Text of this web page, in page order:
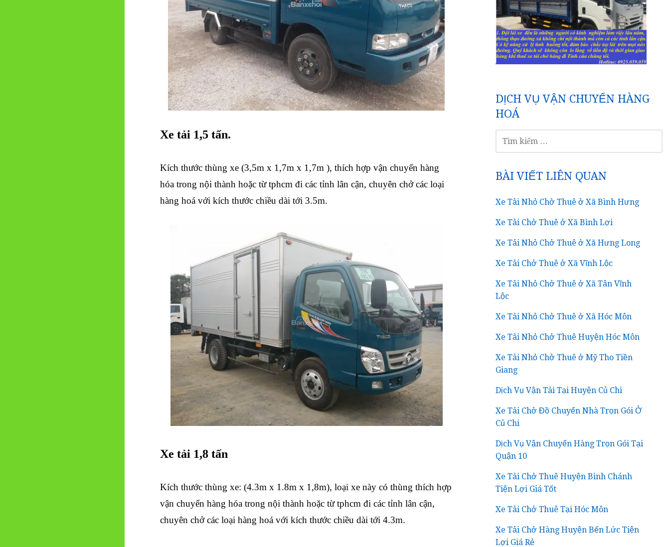
Xe tải 1,5 tấn.
Kích thước thùng xe (3,5m x 1,7m x 1,7m ), thích hợp vận chuyển hàng
hóa trong nội thành hoặc từ tphcm đi các tỉnh lân cận, chuyên chở các loại
hàng hoá với kích thước chiều dài tới 3.5m.
Xe tải 1,8 tấn
Kích thước thùng xe: (4.3m x 1.8m x 1,8m), loại xe này có thùng thích hợp
vận chuyển hàng hóa trong nội thành hoặc từ tphcm đi các tỉnh lân cận,
chuyên chở các loại hàng hoá với kích thước chiều dài tới 4.3m.
DỊCH VỤ VẬN CHUYỂN HÀNG
HOÁ
KIẾM
BÀI VIẾT LIÊN QUAN
Xe Tải Nhỏ Chở Thuê ở Xã Bình Hưng
Xe Tải Chở Thuê ở Xã Bình Lợi
Xe Tải Nhỏ Chở Thuê ở Xã Hưng Long
Xe Tải Chở Thuê ở Xã Vĩnh Lộc
Xe Tải Nhỏ Chở Thuê ở Xã Tân Vĩnh
Lộc
Xe Tải Nhỏ Chở Thuê ở Xã Hóc Môn
Xe Tải Nhỏ Chở Thuê Huyện Hóc Môn
Xe Tải Nhỏ Chở Thuê ở Mỹ Tho Tiền
Giang
Dịch Vụ Vận Tải Tại Huyện Củ Chi
Xe Tải Chở Đồ Chuyển Nhà Trọn Gói Ở
Củ Chi
Dịch Vụ Vận Chuyển Hàng Trọn Gói Tại
Quận 10
Xe Tải Chở Thuê Huyện Bình Chánh
Tiện Lợi Giá Tốt
Xe Tải Chở Thuê Tại Hóc Môn
Xe Tải Chở Hàng Huyện Bến Lức Tiện
Lợi Giá Rẻ